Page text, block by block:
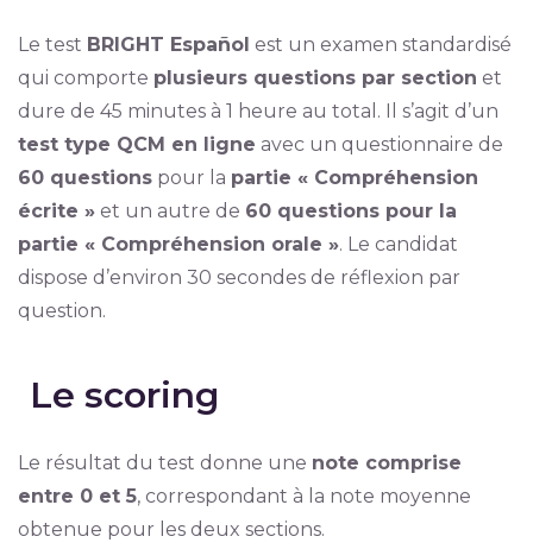
Le test BRIGHT Español est un examen standardisé
qui comporte plusieurs questions par section et
dure de 45 minutes à 1 heure au total. Il s’agit d’un
test type QCM en ligne avec un questionnaire de
60 questionspour la partie « Compréhension
écrite »et un autre de 60 questions pour la
partie « Compréhension orale ». Le candidat
dispose d’environ 30 secondes de réflexion par
question.
Le scoring
Le résultat du test donne une note comprise
entre 0 et 5, correspondant à la note moyenne
obtenue pour les deux sections.